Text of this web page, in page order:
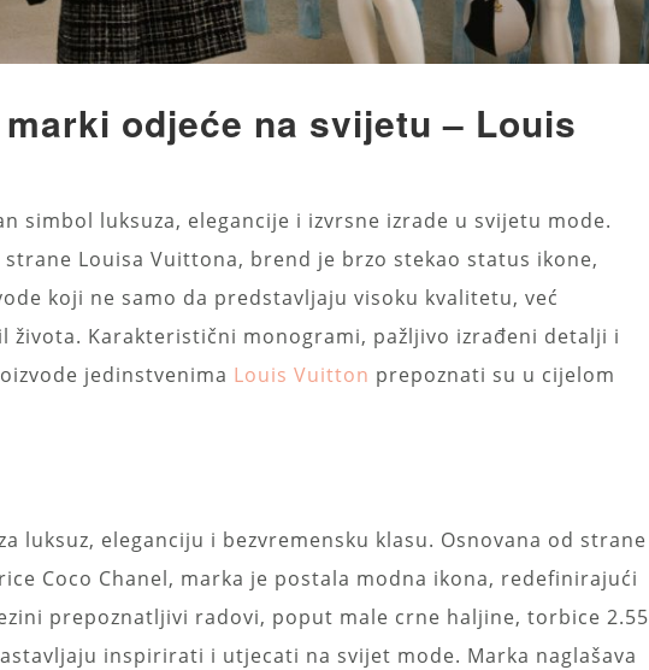
odjeće na svijetu – Louis
simbol luksuza, elegancije i izvrsne izrade u svijetu mode.
strane Louisa Vuittona, brend je brzo stekao status ikone,
koji ne samo da predstavljaju visoku kvalitetu, već
života. Karakteristični monogrami, pažljivo izrađeni detalji i
jedinstvenima Louis Vuitton prepoznati su u cijelom
luksuz, eleganciju i bezvremensku klasu. Osnovana od strane
Coco Chanel, marka je postala modna ikona, redefinirajući
prepoznatljivi radovi, poput male crne haljine, torbice 2.55
inspirirati i utjecati na svijet mode. Marka naglašava